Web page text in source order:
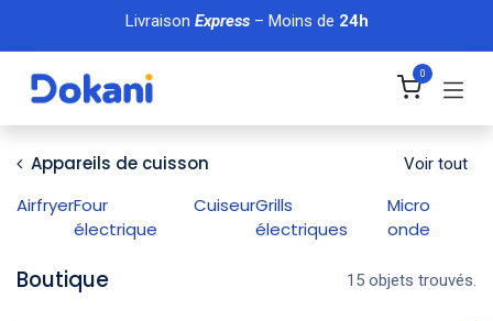
Se rendre au contenu
Livraison Express– Moins de 24h
0
Appareils de cuisson Voir tout
AirfryerFour
électrique
CuiseurGrills
électriques
Micro
onde
Boutique 15 objets trouvés.